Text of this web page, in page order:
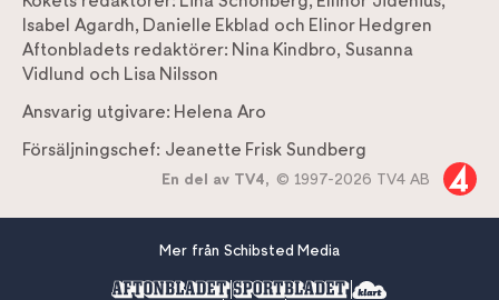
Isabel Agardh, Danielle Ekblad och Elinor Hedgren
Aftonbladets redaktörer: Nina Kindbro, Susanna
Vidlund och Lisa Nilsson
Ansvarig utgivare: Helena Aro
Försäljningschef: Jeanette Frisk Sundberg
En del av TV4, © 1997-2026 TV4 AB
Mer från Schibsted Media